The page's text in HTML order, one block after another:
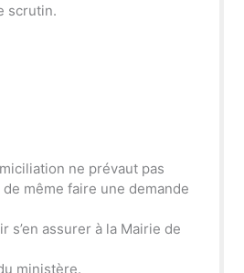
scrutin.
ne prévaut pas
même faire une demande
assurer à la Mairie de
ministère.